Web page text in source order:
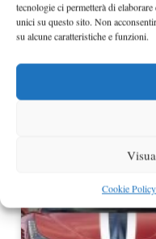
tecnologie ci permetterà di
unici su questo sito. Non
su alcune caratteristiche e funzioni.
Cookie Policy
McLaren 650S Spider